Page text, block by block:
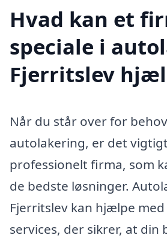
Hvad kan et
speciale i
Fjerritslev
Når du står over for
autolakering, er det
professionelt firma, som
de bedste løsninger.
Fjerritslev kan hjælpe
services, der sikrer, at din